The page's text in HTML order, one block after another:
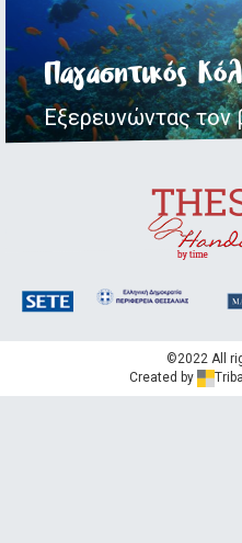
Παγασητικός
Εξερευνώντας τον
Νότιο Πήλιο
©2022 All
Created by